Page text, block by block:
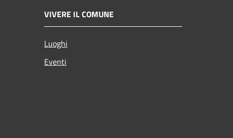
VIVERE IL COMUNE
Luoghi
Eventi